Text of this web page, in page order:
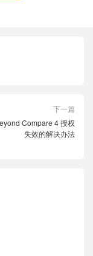
下一篇
Compare 4 授权
失效的解决办法